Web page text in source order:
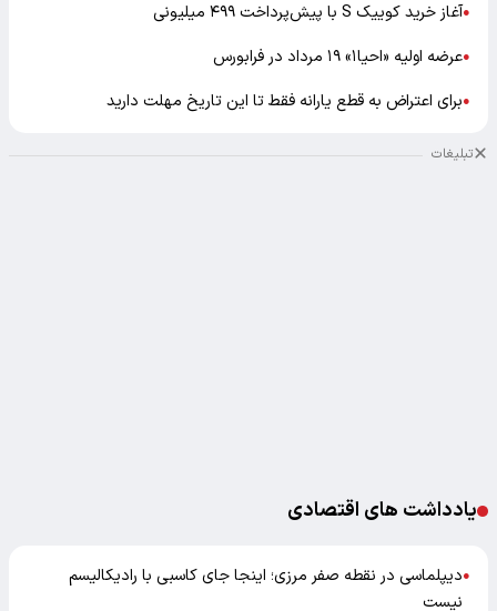
●آغاز خرید کوییک S با پیش‌پرداخت ۴۹۹ میلیونی
●عرضه اولیه «احیا۱» ۱۹ مرداد در فرابورس
●برای اعتراض به قطع یارانه فقط تا این تاریخ مهلت دارید
تبلیغات
یادداشت های اقتصادی
●دیپلماسی در نقطه صفر مرزی؛ اینجا جای کاسبی با رادیکالیسم
نیست